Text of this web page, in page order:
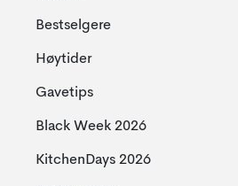
Bestselgere
Høytider
Gavetips
Black Week 2026
KitchenDays 2026